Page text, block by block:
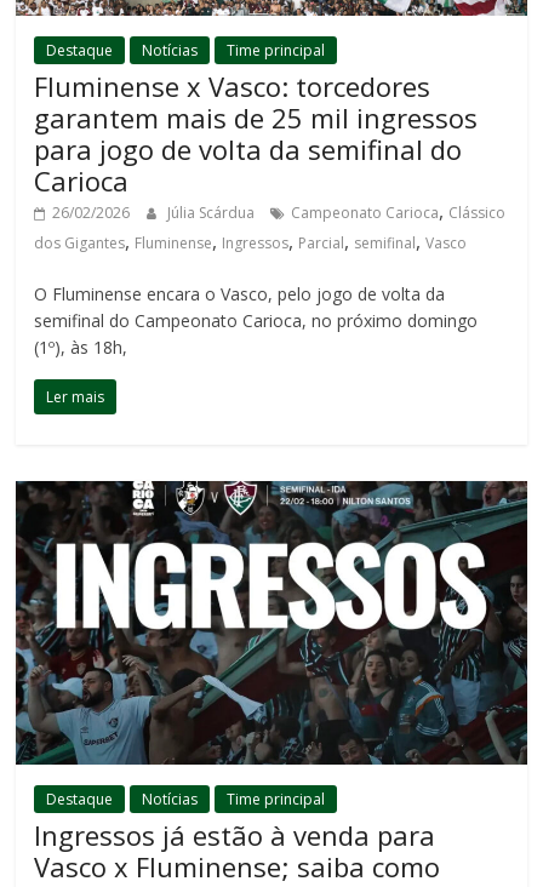
Destaque Notícias Time principal
Fluminense x Vasco: torcedores
garantem mais de 25 mil ingressos
para jogo de volta da semifinal do
Carioca
26/02/2026 Júlia Scárdua Campeonato Carioca, Clássico
dos Gigantes, Fluminense, Ingressos, Parcial, semifinal,Vasco
O Fluminense encara o Vasco, pelo jogo de volta da
semifinal do Campeonato Carioca, no próximo domingo
(1º), às 18h,
Ler mais
Destaque Notícias Time principal
Ingressos já estão à venda para
Vasco x Fluminense; saiba como